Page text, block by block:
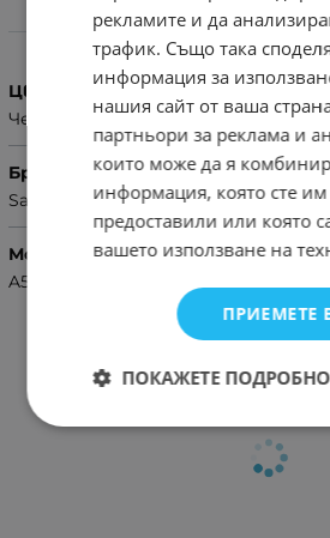
Цвят
Черен
Бранд
Samsung
Модел Телефон
A51
рекламите и да
трафик. Също така
информация за
нашия сайт от ваша
партньори за реклама и
които може да я
информация, която сте им
предоставили или която
вашето използване на
ПРИЕМЕТЕ
ПОКАЖЕТЕ